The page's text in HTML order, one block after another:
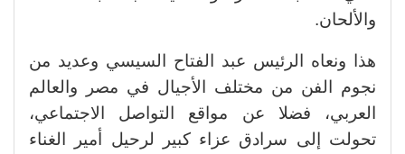
والألحان.
هذا ونعاه الرئيس عبد الفتاح السيسي وعديد من
نجوم الفن من مختلف الأجيال في مصر والعالم
العربي، فضلا عن مواقع التواصل الاجتماعي،
تحولت إلى سرادق عزاء كبير لرحيل أمير الغناء